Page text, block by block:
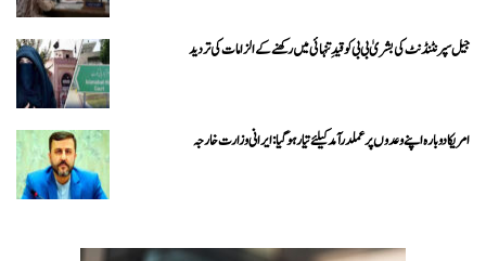
جیل سپرنٹنڈنٹ کی بشریٰ بی بی کو قیدِ تنہائی میں رکھنے کے الزامات کی تردید
امریکا دوبارہ اپنے وعدوں پر عملدرآمد کیلئے تیار ہو گیا: ایرانی وزارت خارجہ